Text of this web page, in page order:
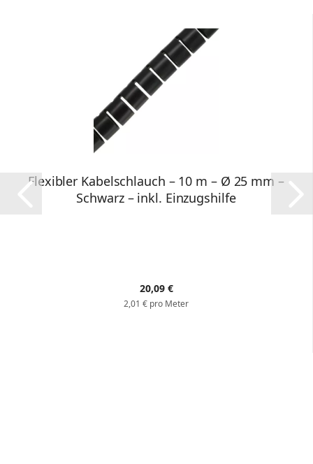
Flexibler Kabelschlauch – 10 m – Ø 25 mm –
Schwarz – inkl. Einzugshilfe
20,09 €
2,01 € pro Meter